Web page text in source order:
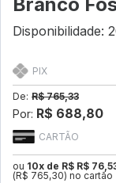
Disponibilidade:
CARTÃO
ou 10x de R$ R$
(R$ 765,30) no cartão
PIX
De: R$ 765,33
Por: R$ 688,80